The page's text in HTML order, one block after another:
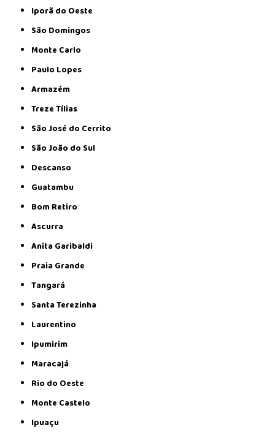
Iporã do Oeste
São Domingos
Monte Carlo
Paulo Lopes
Armazém
Treze Tílias
São José do Cerrito
São João do Sul
Descanso
Guatambu
Bom Retiro
Ascurra
Anita Garibaldi
Praia Grande
Tangará
Santa Terezinha
Laurentino
Ipumirim
Maracajá
Rio do Oeste
Monte Castelo
Ipuaçu